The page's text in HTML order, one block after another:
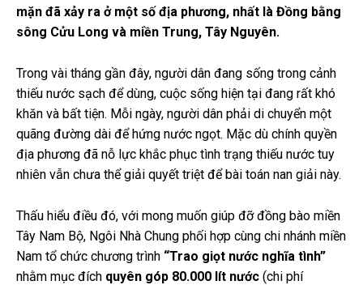
mặn đã xảy ra ở một số địa phương, nhất là Đồng bằng
sông Cửu Long và miền Trung, Tây Nguyên.
Trong vài tháng gần đây, người dân đang sống trong cảnh
thiếu nước sạch để dùng, cuộc sống hiện tại đang rất khó
khăn và bất tiện. Mỗi ngày, người dân phải di chuyển một
quãng đường dài để hứng nước ngọt. Mặc dù chính quyền
địa phương đã nỗ lực khắc phục tình trạng thiếu nước tuy
nhiên vẫn chưa thể giải quyết triệt để bài toán nan giải này.
Thấu hiểu điều đó, với mong muốn giúp đỡ đồng bào miền
Tây Nam Bộ, Ngôi Nhà Chung phối hợp cùng chi nhánh miền
Nam tổ chức chương trình “Trao giọt nước nghĩa tình”
nhằm mục đích quyên góp 80.000 lít nước (chi phí